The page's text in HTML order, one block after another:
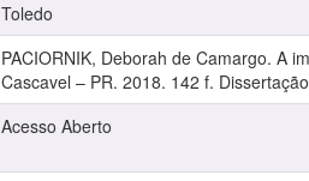
Toledo
PACIORNIK, Deborah de Camargo. A
Cascavel – PR. 2018. 142 f.
Acesso Aberto